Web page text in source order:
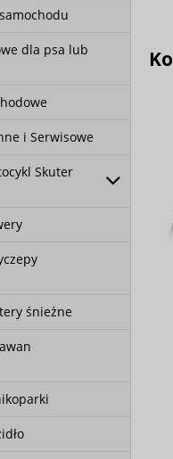
dla psa lub
i Serwisowe
Skuter
śnieżne